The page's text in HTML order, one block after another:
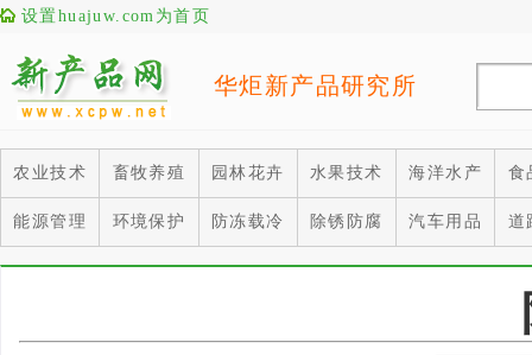
设置huajuw.com为首页
华炬新产品研究所
农业技术 畜牧养殖 园林花卉 水果技术 海洋水产 食
能源管理 环境保护 防冻载冷 除锈防腐 汽车用品 道